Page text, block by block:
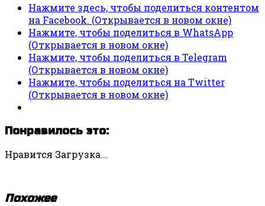
Нажмите здесь, чтобы поделиться контентом
на Facebook. (Открывается в новом окне)
Нажмите, чтобы поделиться в WhatsApp
(Открывается в новом окне)
Нажмите, чтобы поделиться в Telegram
(Открывается в новом окне)
Нажмите, чтобы поделиться на Twitter
(Открывается в новом окне)
Понравилось это:
Нравится Загрузка...
Похожее